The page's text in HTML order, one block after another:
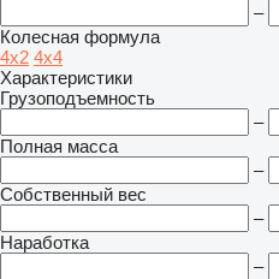
–
Колесная формула
4x2 4x4
Характеристики
Грузоподъемность
–
Полная масса
–
Собственный вес
–
Наработка
–